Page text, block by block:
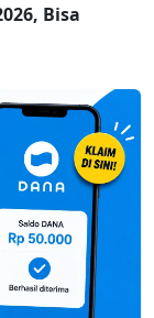
Bisa